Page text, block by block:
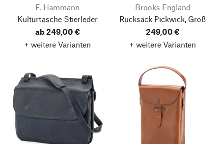
F. Hammann
Kulturtasche Stierleder
ab 249,00 €
+ weitere Varianten
Brooks England
Rucksack Pickwick, Groß
249,00 €
+ weitere Varianten